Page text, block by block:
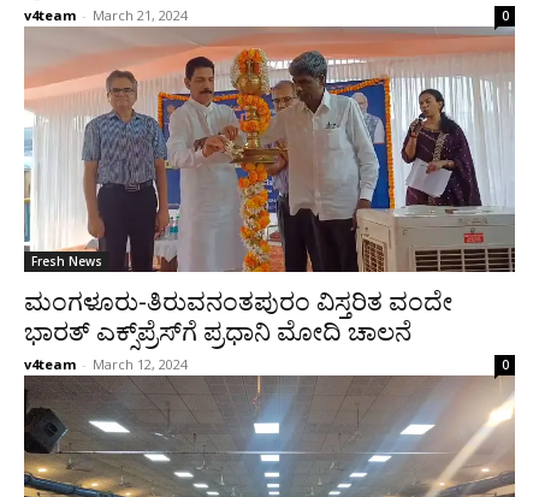
v4team - March 21, 2024 0
Fresh News
ಮಂಗಳೂರು-ತಿರುವನಂತಪುರಂ ವಿಸ್ತರಿತ ವಂದೇ
ಭಾರತ್ ಎಕ್ಸ್‌ಪ್ರೆಸ್‌ಗೆ ಪ್ರಧಾನಿ ಮೋದಿ ಚಾಲನೆ
v4team - March 12, 2024 0